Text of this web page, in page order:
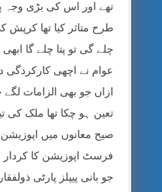
تھے اور اس کی بڑی وجہ
طرح متاثر کیا تھا
چلے گی تو پتا چلے گا
عوام نے اچھی کارکردگی
ازاں جو بھی الزامات
تعین ہو چکا تھا ملک
صیح معانوں میں اپوزیشن
فرسٹ اپوزیشن کا کردار
جو بانی پیپلز پارٹی